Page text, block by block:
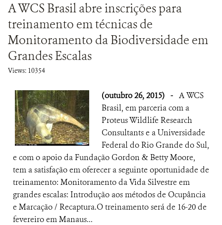
A WCS Brasil abre inscrições para
treinamento em técnicas de
Monitoramento da Biodiversidade em
Grandes Escalas
Views: 10354
(outubro 26, 2015) - A WCS
Brasil, em parceria com a
Proteus Wildlife Research
Consultants e a Universidade
Federal do Rio Grande do Sul,
e com o apoio da Fundação Gordon & Betty Moore,
tem a satisfação em oferecer a seguinte oportunidade de
treinamento: Monitoramento da Vida Silvestre em
grandes escalas: Introdução aos métodos de Ocupância
e Marcação / Recaptura.O treinamento será de 16-20 de
fevereiro em Manaus...